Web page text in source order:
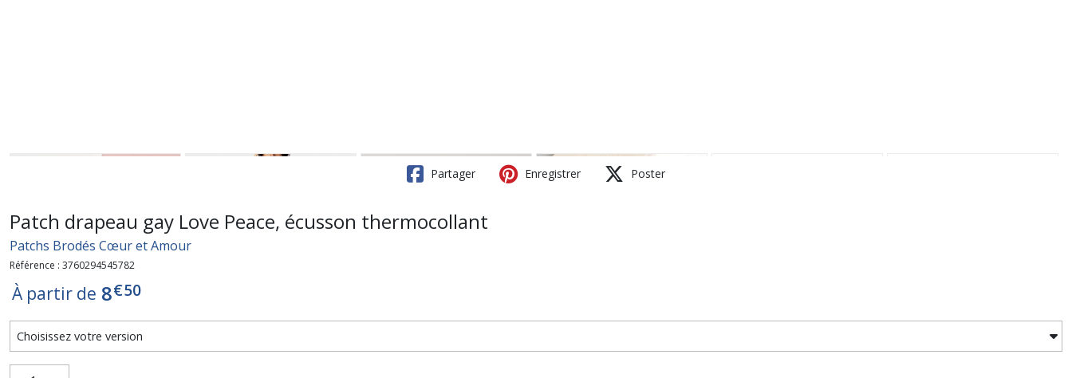
Partager Enregistrer Poster
Patch drapeau gay Love Peace, écusson thermocollant
Patchs Brodés Cœur et Amour
Référence : 3760294545782
À partir de 8€50